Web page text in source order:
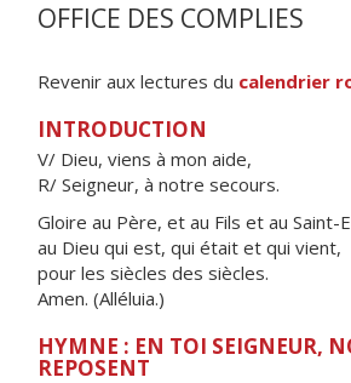
OFFICE DES COMPLIES
Revenir aux lectures du calendrier
INTRODUCTION
V/ Dieu, viens à mon aide,
R/ Seigneur, à notre secours.
Gloire au Père, et au Fils et au Saint-
au Dieu qui est, qui était et qui vient,
pour les siècles des siècles.
Amen. (Alléluia.)
HYMNE : EN TOI SEIGNEUR,
REPOSENT